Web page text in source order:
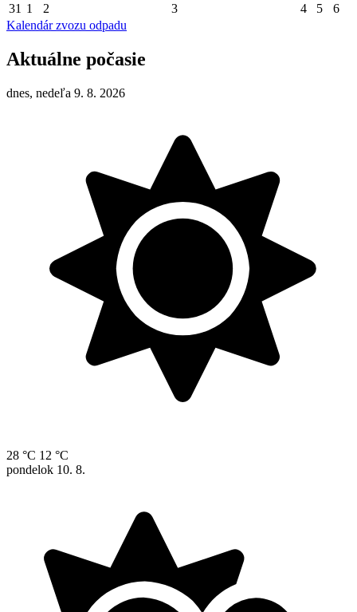
31 1 2 3 4 5
6
Kalendár zvozu odpadu
Aktuálne počasie
dnes, nedeľa 9. 8. 2026
28 °C 12 °C
pondelok 10. 8.